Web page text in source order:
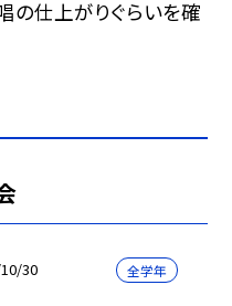
の仕上がりぐらいを確
30 全学年